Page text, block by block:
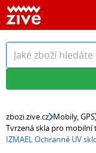
zbozi.zive.cz Mobily, GPS
Tvrzená skla pro mobilní
IZMAEL Ochranné UV